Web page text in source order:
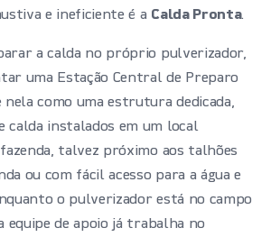
e ineficiente é a Calda Pronta.
a calda no próprio pulverizador,
uma Estação Central de Preparo
nela como uma estrutura dedicada,
calda instalados em um local
talvez próximo aos talhões
ou com fácil acesso para a água e
o pulverizador está no campo
equipe de apoio já trabalha no